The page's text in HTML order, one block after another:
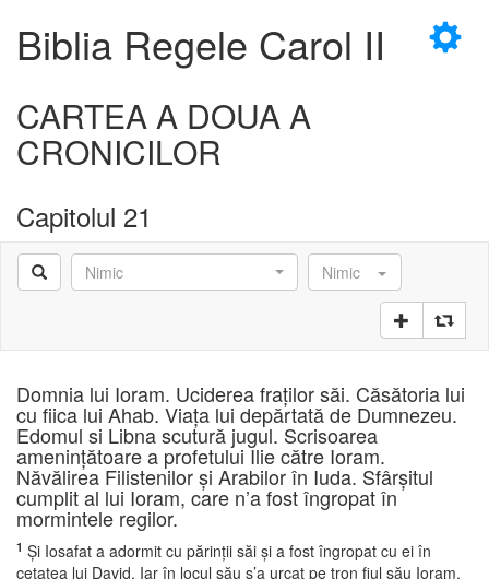
×
Biblia Regele Carol II
CARTEA A DOUA A
CRONICILOR
Capitolul 21
Nimic Nimic
Domnia lui Ioram. Uciderea fraţilor săi. Căsătoria lui
cu fiica lui Ahab. Viaţa lui depărtată de Dumnezeu.
Edomul si Libna scutură jugul. Scrisoarea
ameninţătoare a profetului Ilie către Ioram.
Năvălirea Filistenilor şi Arabilor în Iuda. Sfârşitul
cumplit al lui Ioram, care n’a fost îngropat în
mormintele regilor.
1 Şi Iosafat a adormit cu părinţii săi şi a fost îngropat cu ei în
cetatea lui David. Iar în locul său s’a urcat pe tron fiul său Ioram.